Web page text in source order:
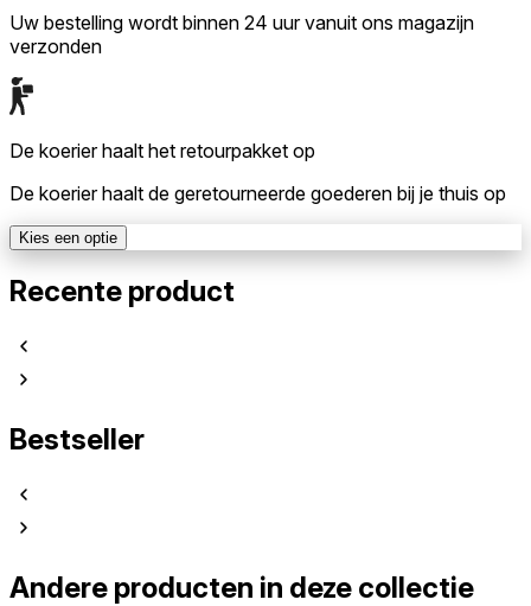
Uw bestelling wordt binnen 24 uur vanuit ons magazijn
verzonden
De koerier haalt het retourpakket op
De koerier haalt de geretourneerde goederen bij je thuis op
Kies een optie
Recente product
Bestseller
Andere producten in deze collectie